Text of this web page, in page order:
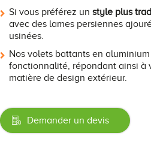
Si vous préférez un style plus
avec des lames persiennes
usinées.
Nos volets battants en
fonctionnalité, répondant ainsi à
matière de design extérieur.
Demander un devis